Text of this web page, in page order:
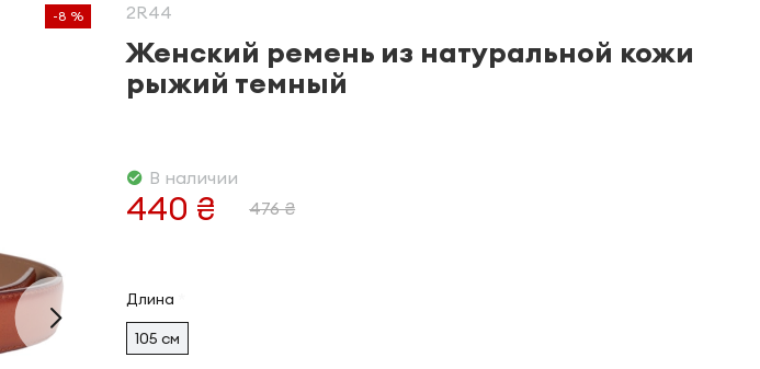
-8 % 2R44
Женский ремень из натуральной кожи
рыжий темный
440 ₴ 476 ₴
В наличии
Длина
105 см